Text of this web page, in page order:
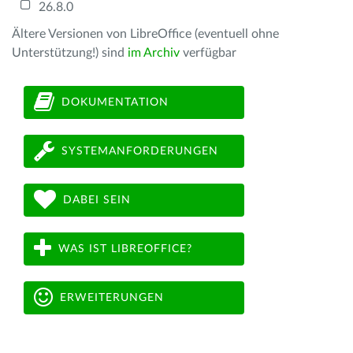
26.8.0
Ältere Versionen von LibreOffice (eventuell ohne
Unterstützung!) sind im Archiv verfügbar
DOKUMENTATION
SYSTEMANFORDERUNGEN
DABEI SEIN
WAS IST LIBREOFFICE?
ERWEITERUNGEN